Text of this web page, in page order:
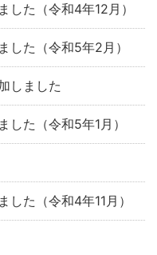
した（令和4年12月）
した（令和5年2月）
しました
た（令和5年1月）
た（令和4年11月）